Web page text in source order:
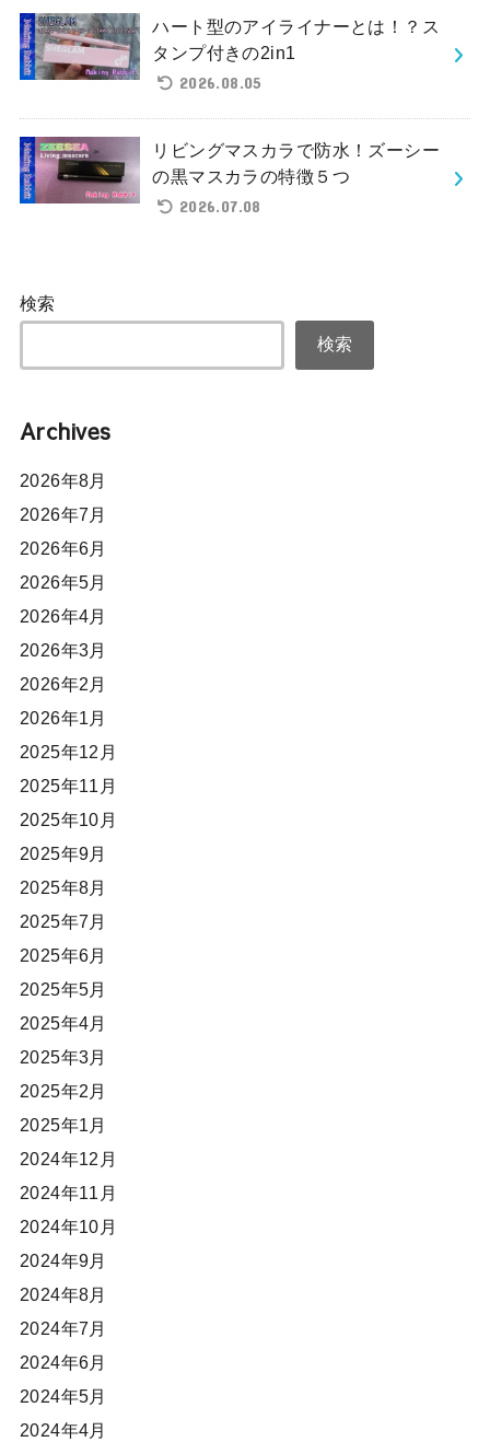
ハート型のアイライナーとは！？ス
タンプ付きの2in1
2026.08.05
リビングマスカラで防水！ズーシー
の黒マスカラの特徴５つ
2026.07.08
検索
検索
Archives
2026年8月
2026年7月
2026年6月
2026年5月
2026年4月
2026年3月
2026年2月
2026年1月
2025年12月
2025年11月
2025年10月
2025年9月
2025年8月
2025年7月
2025年6月
2025年5月
2025年4月
2025年3月
2025年2月
2025年1月
2024年12月
2024年11月
2024年10月
2024年9月
2024年8月
2024年7月
2024年6月
2024年5月
2024年4月